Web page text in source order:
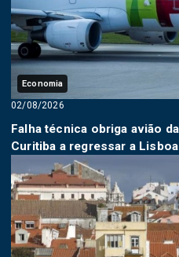
Economia
02/08/2026
Falha técnica obriga avião
Curitiba a regressar a Lisboa